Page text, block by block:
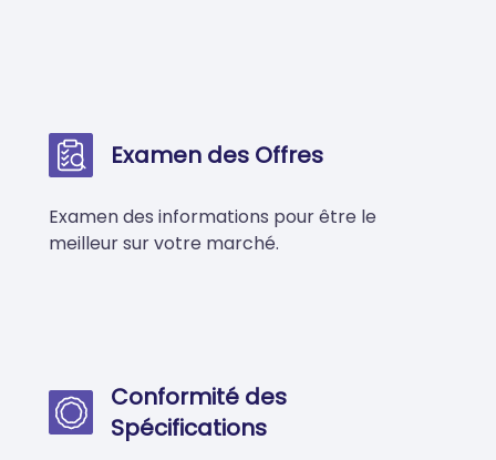
Examen des Offres
Examen des informations pour être le
meilleur sur votre marché.
Conformité des
Spécifications